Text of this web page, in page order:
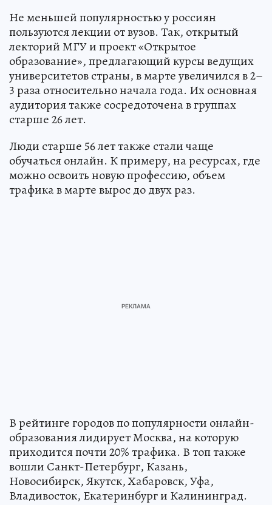
Не меньшей популярностью у россиян
пользуются лекции от вузов. Так, открытый
лекторий МГУ и проект «Открытое
образование», предлагающий курсы ведущих
университетов страны, в марте увеличился в 2–
3 раза относительно начала года. Их основная
аудитория также сосредоточена в группах
старше 26 лет.
Люди старше 56 лет также стали чаще
обучаться онлайн. К примеру, на ресурсах, где
можно освоить новую профессию, объем
трафика в марте вырос до двух раз.
В рейтинге городов по популярности онлайн-
образования лидирует Москва, на которую
приходится почти 20% трафика. В топ также
вошли Санкт-Петербург, Казань,
Новосибирск, Якутск, Хабаровск, Уфа,
Владивосток, Екатеринбург и Калининград.